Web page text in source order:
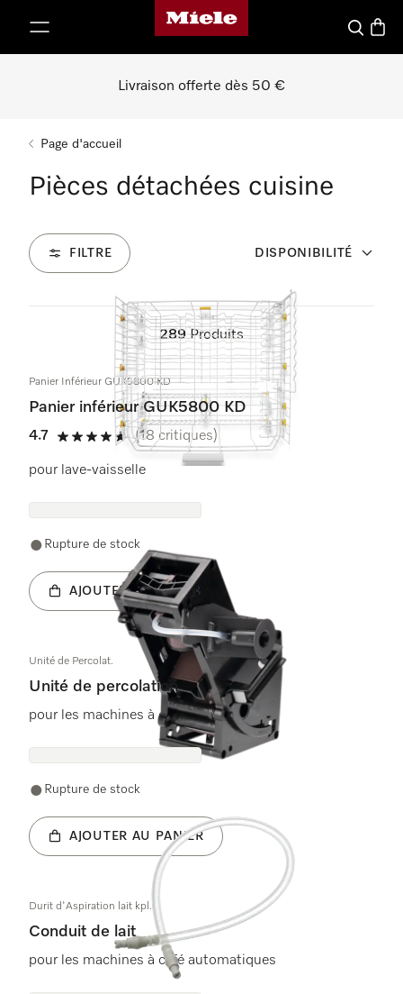
Page d'accueil de Miele
Panier
Livraison offerte dès 50 €
Page d'accueil
Pièces détachées cuisine
FILTRE DISPONIBILITÉ
289 Produits
Panier Inférieur GUK5800 KD
Panier inférieur GUK5800 KD
4.7
4.7 étoiles sur 5
(18 critiques)
pour lave-vaisselle
Rupture de stock
AJOUTER AU PANIER
Unité de Percolat.
Unité de percolation
pour les machines à café automatiques
Rupture de stock
AJOUTER AU PANIER
Durit d'Aspiration lait kpl.
Conduit de lait
pour les machines à café automatiques